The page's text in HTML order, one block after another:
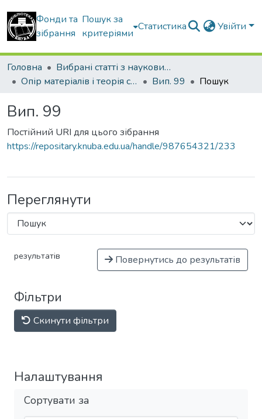
Фонди та
зібрання
Пошук за
критеріями
Статистика Увійти
Головна
Вибрані статті з наукових збірників КНУБА
Опір матеріалів і теорія споруд
Вип. 99 Пошук
Вип. 99
Постійний URI для цього зібрання
https://repositary.knuba.edu.ua/handle/987654321/233
Переглянути
результатів Повернутись до результатів
Фільтри
Скинути фільтри
Налаштування
Сортувати за